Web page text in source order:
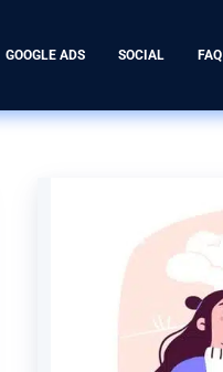
GOOGLE ADS SOCIAL FAQ